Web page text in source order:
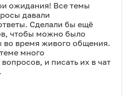
ожидания! Все темы
давали
Сделали бы ещё
чтобы можно было
во время живого общения.
много
и писать их в чат